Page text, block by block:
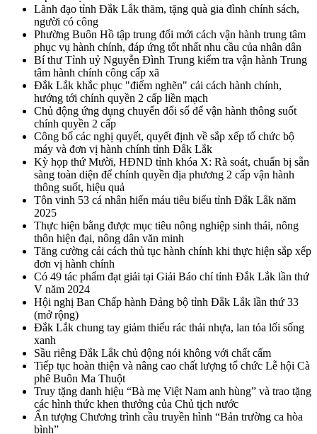
Lãnh đạo tỉnh Đắk Lắk thăm, tặng quà gia đình chính sách,
người có công
Phường Buôn Hồ tập trung đổi mới cách vận hành trung tâm
phục vụ hành chính, đáp ứng tốt nhất nhu cầu của nhân dân
Bí thư Tỉnh uỷ Nguyễn Đình Trung kiểm tra vận hành Trung
tâm hành chính công cấp xã
Đắk Lắk khắc phục "điểm nghẽn" cải cách hành chính,
hướng tới chính quyền 2 cấp liền mạch
Chủ động ứng dụng chuyển đổi số để vận hành thông suốt
chính quyền 2 cấp
Công bố các nghị quyết, quyết định về sắp xếp tổ chức bộ
máy và đơn vị hành chính tỉnh Đắk Lắk
Kỳ họp thứ Mười, HĐND tỉnh khóa X: Rà soát, chuẩn bị sẵn
sàng toàn diện để chính quyền địa phương 2 cấp vận hành
thông suốt, hiệu quả
Tôn vinh 53 cá nhân hiến máu tiêu biểu tỉnh Đắk Lắk năm
2025
Thực hiện bằng được mục tiêu nông nghiệp sinh thái, nông
thôn hiện đại, nông dân văn minh
Tăng cường cải cách thủ tục hành chính khi thực hiện sắp xếp
đơn vị hành chính
Có 49 tác phẩm đạt giải tại Giải Báo chí tỉnh Đắk Lắk lần thứ
V năm 2024
Hội nghị Ban Chấp hành Đảng bộ tỉnh Đắk Lắk lần thứ 33
(mở rộng)
Đắk Lắk chung tay giảm thiểu rác thải nhựa, lan tỏa lối sống
xanh
Sầu riêng Đắk Lắk chủ động nói không với chất cấm
Tiếp tục hoàn thiện và nâng cao chất lượng tổ chức Lễ hội Cà
phê Buôn Ma Thuột
Truy tặng danh hiệu “Bà mẹ Việt Nam anh hùng” và trao tặng
các hình thức khen thưởng của Chủ tịch nước
Ấn tượng Chương trình cầu truyền hình “Bản trường ca hòa
bình”